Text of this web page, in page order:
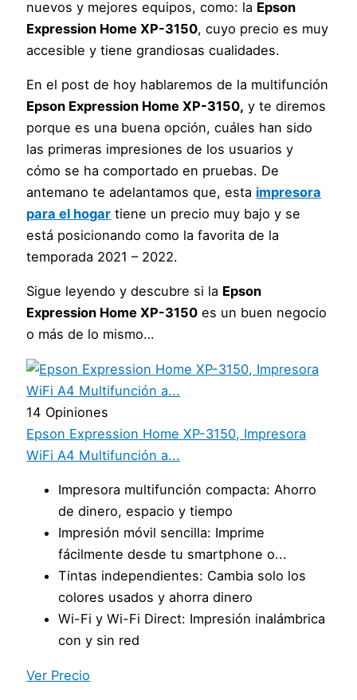
nuevos y mejores equipos, como: la Epson
Expression Home XP-3150, cuyo precio es muy
accesible y tiene grandiosas cualidades.
En el post de hoy hablaremos de la multifunción
Epson Expression Home XP-3150, y te diremos
porque es una buena opción, cuáles han sido
las primeras impresiones de los usuarios y
cómo se ha comportado en pruebas. De
antemano te adelantamos que, esta impresora
para el hogar tiene un precio muy bajo y se
está posicionando como la favorita de la
temporada 2021 – 2022.
Sigue leyendo y descubre si la Epson
Expression Home XP-3150 es un buen negocio
o más de lo mismo…
14 Opiniones
Epson Expression Home XP-3150, Impresora
WiFi A4 Multifunción a...
Impresora multifunción compacta: Ahorro
de dinero, espacio y tiempo
Impresión móvil sencilla: Imprime
fácilmente desde tu smartphone o...
Tintas independientes: Cambia solo los
colores usados y ahorra dinero
Wi-Fi y Wi-Fi Direct: Impresión inalámbrica
con y sin red
Ver Precio